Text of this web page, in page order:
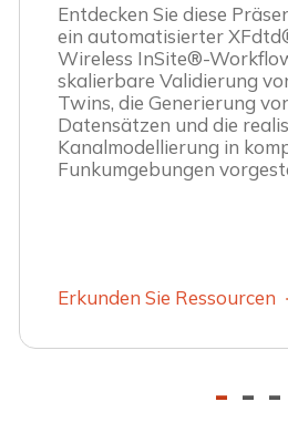
Entdecken Sie diese
ein automatisierter
Wireless InSite®-
skalierbare Validierung
Twins, die Generierung
Datensätzen und die
Kanalmodellierung in
Funkumgebungen
Erkunden Sie Ressourcen
- - -